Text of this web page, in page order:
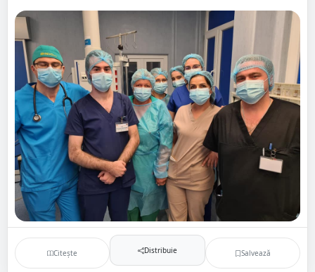
Citește Distribuie Salvează